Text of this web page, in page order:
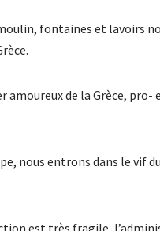
fontaines et lavoirs
de la Grèce, pro-
nous entrons dans le vif